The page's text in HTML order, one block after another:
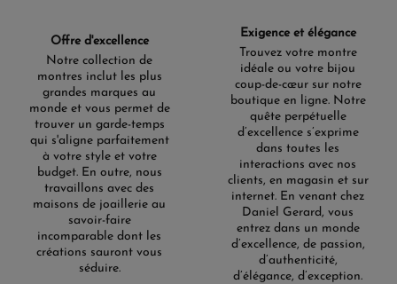
Offre d'excellence
Notre collection de
montres inclut les plus
grandes marques au
monde et vous permet de
trouver un garde-temps
qui s'aligne parfaitement
à votre style et votre
budget. En outre, nous
travaillons avec des
maisons de joaillerie au
savoir-faire
incomparable dont les
créations sauront vous
séduire.
Exigence et élégance
Trouvez votre montre
idéale ou votre bijou
coup-de-cœur sur notre
boutique en ligne. Notre
quête perpétuelle
d’excellence s’exprime
dans toutes les
interactions avec nos
clients, en magasin et sur
internet. En venant chez
Daniel Gerard, vous
entrez dans un monde
d’excellence, de passion,
d’authenticité,
d’élégance, d’exception.